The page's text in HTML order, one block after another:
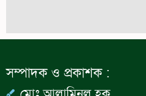
সম্পাদক ও প্রকাশক :